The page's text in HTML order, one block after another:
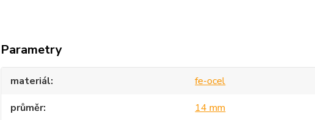
Parametry
materiál
fe-ocel
průměr
14 mm